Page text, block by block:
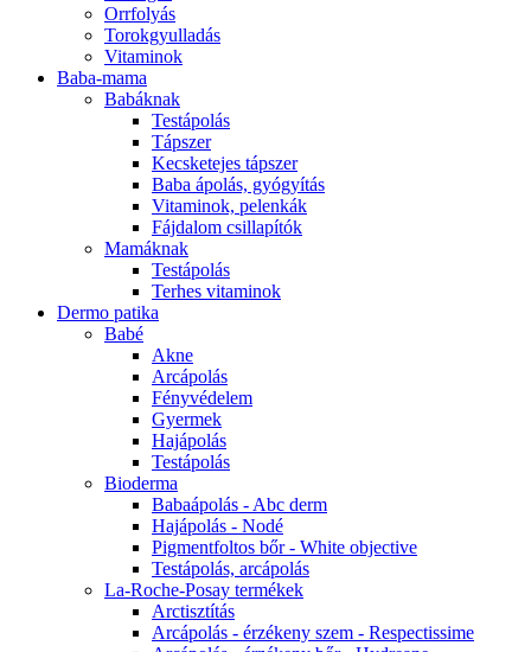
Orrfolyás
Torokgyulladás
Vitaminok
Baba-mama
Babáknak
Testápolás
Tápszer
Kecsketejes tápszer
Baba ápolás, gyógyítás
Vitaminok, pelenkák
Fájdalom csillapítók
Mamáknak
Testápolás
Terhes vitaminok
Dermo patika
Babé
Akne
Arcápolás
Fényvédelem
Gyermek
Hajápolás
Testápolás
Bioderma
Babaápolás - Abc derm
Hajápolás - Nodé
Pigmentfoltos bőr - White objective
Testápolás, arcápolás
La-Roche-Posay termékek
Arctisztítás
Arcápolás - érzékeny szem - Respectissime